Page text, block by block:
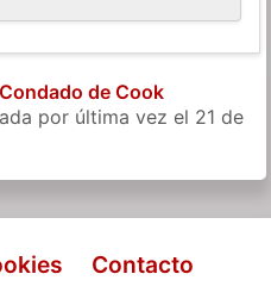
de Cook
por última vez el 21 de
Contacto